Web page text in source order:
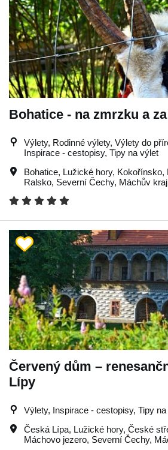
Bohatice - na zmrzku a
Výlety, Rodinné výlety, Výlety do
Inspirace - cestopisy, Tipy na výlet
Bohatice, Lužické hory, Kokořínsko,
Ralsko, Severní Čechy, Máchův kraj
Červený dům –
Lípy
Výlety, Inspirace - cestopisy, Tipy
Česká Lípa, Lužické hory, České
Máchovo jezero, Severní Čechy,